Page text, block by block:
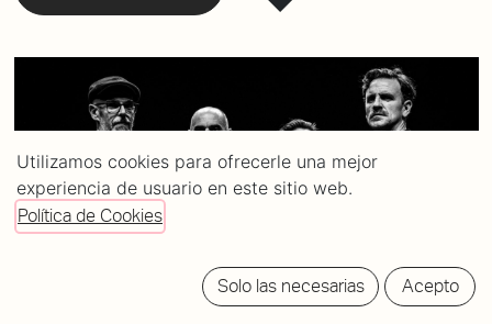
Utilizamos cookies para ofrecerle una mejor
experiencia de usuario en este sitio web.
Política de Cookies
Solo las necesarias Acepto